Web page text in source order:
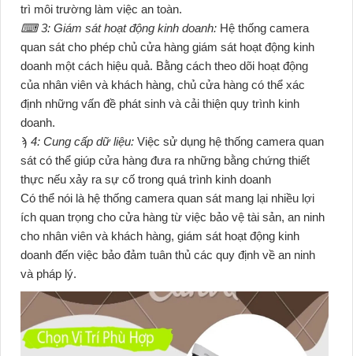
trì môi trường làm việc an toàn.
⌨ 3: Giám sát hoạt động kinh doanh: Hệ thống camera
quan sát cho phép chủ cửa hàng giám sát hoạt động kinh
doanh một cách hiệu quả. Bằng cách theo dõi hoạt động
của nhân viên và khách hàng, chủ cửa hàng có thể xác
định những vấn đề phát sinh và cải thiện quy trình kinh
doanh.
ϡ 4: Cung cấp dữ liệu: Việc sử dụng hệ thống camera quan
sát có thể giúp cửa hàng đưa ra những bằng chứng thiết
thực nếu xảy ra sự cố trong quá trình kinh doanh
Có thể nói là hệ thống camera quan sát mang lại nhiều lợi
ích quan trọng cho cửa hàng từ việc bảo vệ tài sản, an ninh
cho nhân viên và khách hàng, giám sát hoạt động kinh
doanh đến việc bảo đảm tuân thủ các quy định về an ninh
và pháp lý.